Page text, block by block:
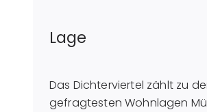
Lage
Das Dichterviertel zählt zu
gefragtesten Wohnlagen